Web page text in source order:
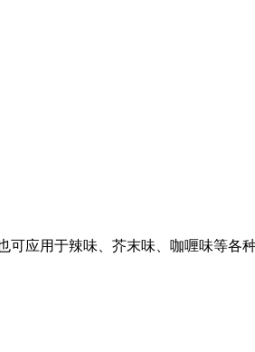
应用于辣味、芥末味、咖喱味等